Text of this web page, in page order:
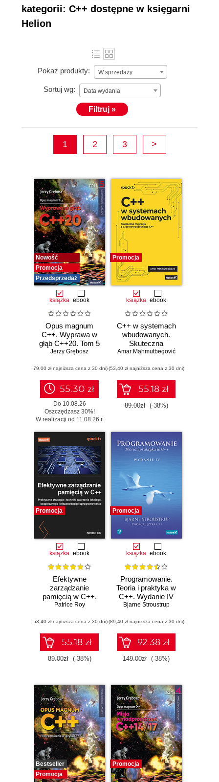
się mniej abstrakcyjne.
kategorii: C++ dostępne w księgarni
Helion
Pokaż produkty: W sprzedaży
Sortuj wg: Data wydania
Filtruj »
1 2 3 >
Nowość
Promocja
Przedsprzedaż
książka ebook
Opus magnum
C++. Wyprawa w
głąb C++20. Tom 5
Jerzy Grębosz
(79,00 zł najniższa cena z 30 dni)
55.30 zł
Do 10.08.26
Oszczędzasz 30%!
W realizacji od 11.08.26 r.
Promocja
książka ebook
C++ w systemach
wbudowanych.
Skuteczna
migracja z C do
C++
Amar Mahmutbegović
(53,40 zł najniższa cena z 30 dni)
55.18 zł
89.00zł (-38%)
Promocja
książka ebook
Efektywne
zarządzanie
pamięcią w C++.
Praktyczne
tworzenia lekkiego,
bezpiecznego i
niezawodnego
oprogramowania
Patrice Roy
(53,40 zł najniższa cena z 30 dni)
55.18 zł
89.00zł (-38%)
Promocja
książka ebook
Programowanie.
Teoria i praktyka w
C++. Wydanie IV
Bjarne Stroustrup
(89,40 zł najniższa cena z 30 dni)
92.38 zł
149.00zł (-38%)
Bestseller
Promocja
Promocja